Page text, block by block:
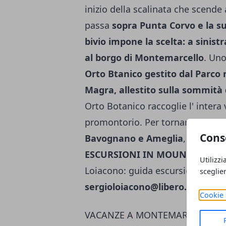
Cookie
inizio della scalinata che scen­de
passa sopra Punta Corvo e la
bivio im­pone la scelta: a
al borgo di Montemarcello.
Orto Btanico gestito dal
Magra, allestito sulla
Orto Botanico raccoglie l' intera
promontorio. Per tornare alla
Bavognano e Ameglia, dove si
ESCURSIONI IN MOUNTAIN
Loiacono: guida escursionistica
sergioloiacono@libero.it
VACANZE A MONTEMARCELLO